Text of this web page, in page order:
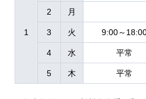
1
2 月
3 火 9:00～
4 水 平常
5 木 平常